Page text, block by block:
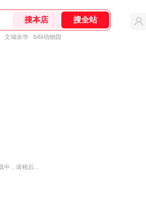
文城余华 bibi动物园
中，请稍后...